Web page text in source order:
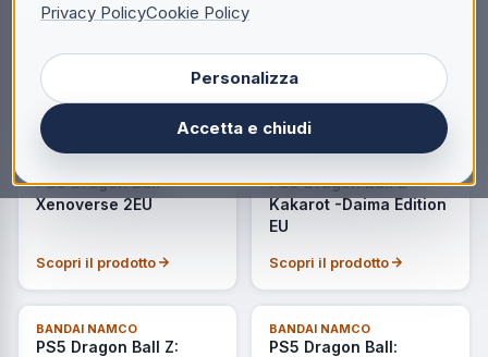
Privacy PolicyCookie Policy
Personalizza
Accetta e chiudi
NOVITÀ
BANDAI NAMCO
UltimateEdition EU
Scopri il prodotto
PS5 Dragon Ball
Xenoverse 2EU
Scopri il prodotto
PS5 Dragon Ball Z
Kakarot -Daima Edition
EU
Scopri il prodotto
BANDAI NAMCO
PS5 Dragon Ball Z:
NOVITÀ
BANDAI NAMCO
PS5 Dragon Ball: